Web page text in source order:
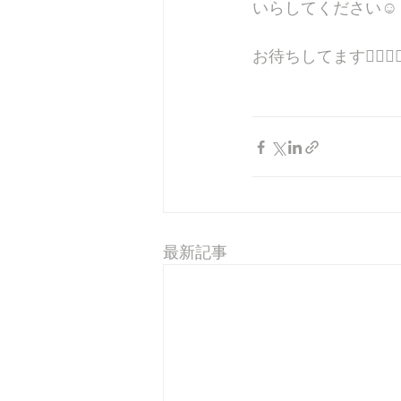
いらしてください☺️
お待ちしてます
最新記事